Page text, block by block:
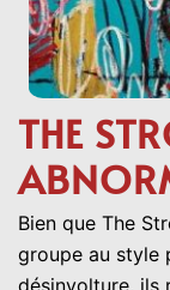
THE
Bien que The
groupe au style
désinvolture, ils